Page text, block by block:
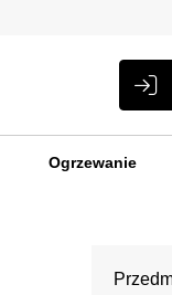
Ogrzewanie